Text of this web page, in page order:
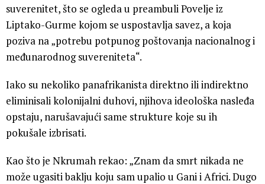
suverenitet, što se ogleda u preambuli Povelje iz
Liptako-Gurme kojom se uspostavlja savez, a koja
poziva na „potrebu potpunog poštovanja nacionalnog i
međunarodnog suvereniteta“.
Iako su nekoliko panafrikanista direktno ili indirektno
eliminisali kolonijalni duhovi, njihova ideološka nasleđa
opstaju, narušavajući same strukture koje su ih
pokušale izbrisati.
Kao što je Nkrumah rekao: „Znam da smrt nikada ne
može ugasiti baklju koju sam upalio u Gani i Africi. Dugo